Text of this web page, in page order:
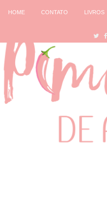
HOME CONTATO LIVROS